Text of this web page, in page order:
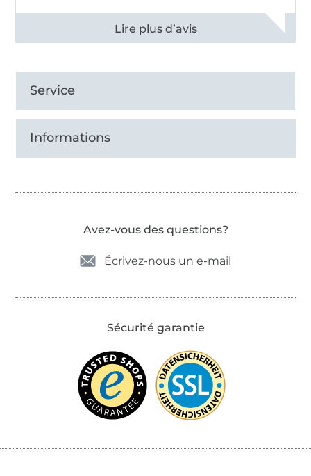
Voir tous les 11495 commentaires
Service
Informations
Avez-vous des questions?
Écrivez-nous un e-mail
Sécurité garantie